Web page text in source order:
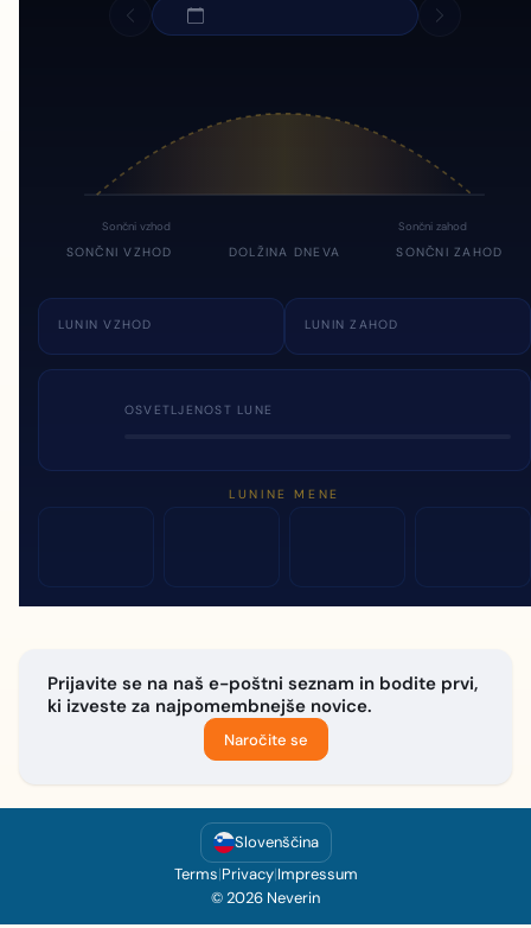
Sončni vzhod Sončni zahod
SONČNI VZHOD DOLŽINA DNEVA SONČNI ZAHOD
LUNIN VZHOD LUNIN ZAHOD
OSVETLJENOST LUNE
LUNINE MENE
Prijavite se na naš e-poštni seznam in bodite prvi,
ki izveste za najpomembnejše novice.
Naročite se
Slovenščina
Terms|Privacy|Impressum
© 2026 Neverin